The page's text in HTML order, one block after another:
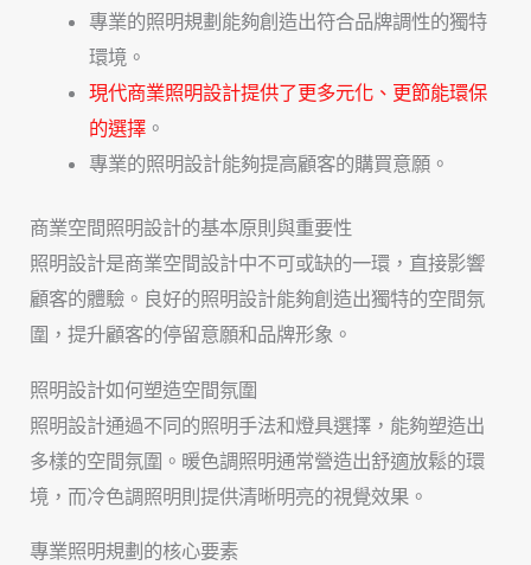
專業的照明規劃能夠創造出符合品牌調性的獨特
環境。
現代商業照明設計提供了更多元化、更節能環保
的選擇。
專業的照明設計能夠提高顧客的購買意願。
商業空間照明設計的基本原則與重要性
照明設計是商業空間設計中不可或缺的一環，直接影響
顧客的體驗。良好的照明設計能夠創造出獨特的空間氛
圍，提升顧客的停留意願和品牌形象。
照明設計如何塑造空間氛圍
照明設計通過不同的照明手法和燈具選擇，能夠塑造出
多樣的空間氛圍。暖色調照明通常營造出舒適放鬆的環
境，而冷色調照明則提供清晰明亮的視覺效果。
專業照明規劃的核心要素